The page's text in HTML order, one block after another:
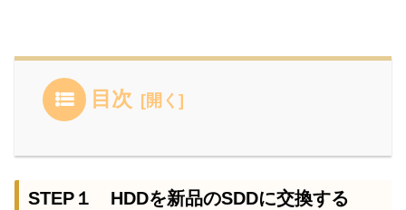
目次
STEP１ HDDを新品のSDDに交換する